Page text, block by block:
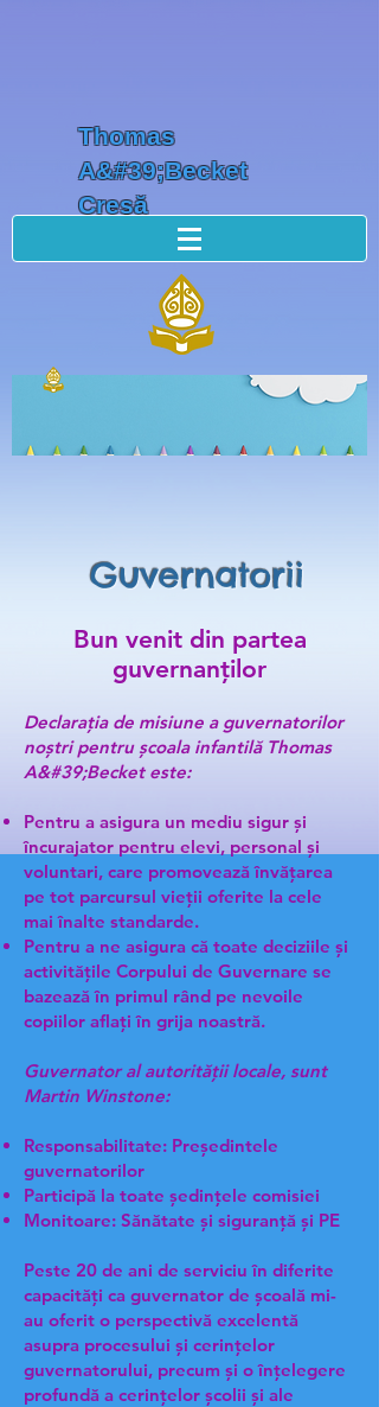
Thomas
A&#39;Becket
Creșă
Guvernatorii
Bun venit din partea
guvernanților
Declarația de misiune a guvernatorilor
noștri pentru școala infantilă Thomas
A&#39;Becket este:
Pentru a asigura un mediu sigur și
încurajator pentru elevi, personal și
voluntari, care promovează învățarea
pe tot parcursul vieții oferite la cele
mai înalte standarde.
Pentru a ne asigura că toate deciziile și
activitățile Corpului de Guvernare se
bazează în primul rând pe nevoile
copiilor aflați în grija noastră.
Guvernator al autorității locale, sunt
Martin Winstone:
Responsabilitate: Președintele
guvernatorilor
Participă la toate ședințele comisiei
Monitoare: Sănătate și siguranță și PE
Peste 20 de ani de serviciu în diferite
capacități ca guvernator de școală mi-
au oferit o perspectivă excelentă
asupra procesului și cerințelor
guvernatorului, precum și o înțelegere
profundă a cerințelor școlii și ale